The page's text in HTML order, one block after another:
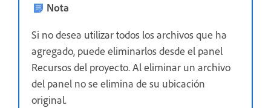
Nota
Si no desea utilizar todos los archivos que ha
agregado, puede eliminarlos desde el panel
Recursos del proyecto. Al eliminar un archivo
del panel no se elimina de su ubicación
original.